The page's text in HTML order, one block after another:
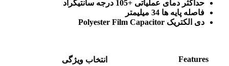
حداکثر دمای عملیاتی +105 درجه سانتیگراد
فاصله پایه ها 34 میلیمتر
دی الکتریک Polyester Film Capacitor
Features انتخاب ویژگی